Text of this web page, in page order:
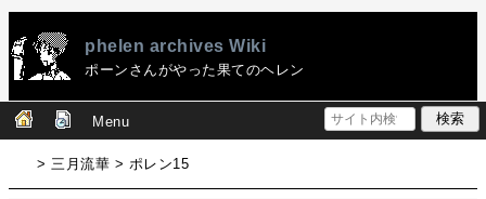
phelen archives Wiki
ポーンさんがやった果てのヘレン
Menu
> 三月流華 > ポレン15